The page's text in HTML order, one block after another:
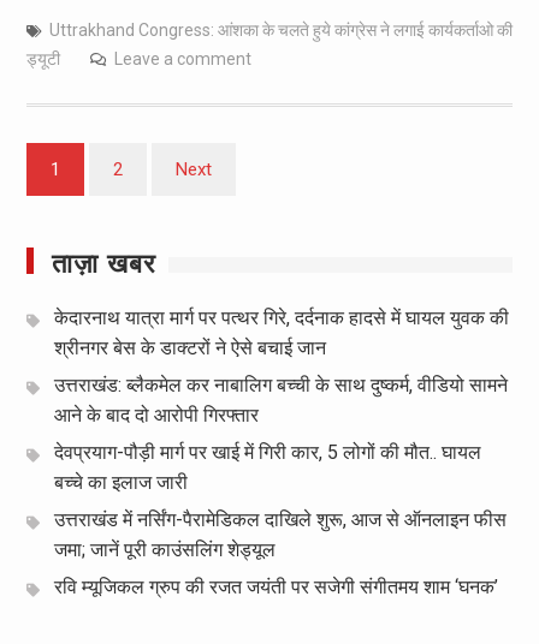
Uttrakhand Congress: आंशका के चलते हुये कांग्रेस ने लगाई कार्यकर्ताओ की
ड्यूटी
Leave a comment
Posts
pagination
1 2 Next
ताज़ा खबर
केदारनाथ यात्रा मार्ग पर पत्थर गिरे, दर्दनाक हादसे में घायल युवक की
श्रीनगर बेस के डाक्टरों ने ऐसे बचाई जान
उत्तराखंड: ब्लैकमेल कर नाबालिग बच्ची के साथ दुष्कर्म, वीडियो सामने
आने के बाद दो आरोपी गिरफ्तार
देवप्रयाग-पौड़ी मार्ग पर खाई में गिरी कार, 5 लोगों की मौत.. घायल
बच्चे का इलाज जारी
उत्तराखंड में नर्सिंग-पैरामेडिकल दाखिले शुरू, आज से ऑनलाइन फीस
जमा; जानें पूरी काउंसलिंग शेड्यूल
रवि म्यूजिकल ग्रुप की रजत जयंती पर सजेगी संगीतमय शाम ‘घनक’